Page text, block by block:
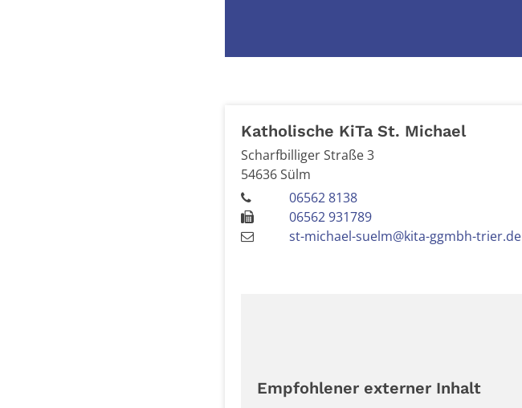
Katholische KiTa St. Michael
Scharfbilliger Straße 3
54636Sülm
06562 8138
06562 931789
st-michael-suelm@kita-ggmbh-trier.de
Empfohlener externer Inhalt